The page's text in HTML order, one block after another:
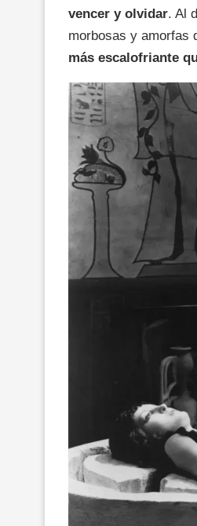
vencer y olvidar. Al
morbosas y amorfas
más escalofriante